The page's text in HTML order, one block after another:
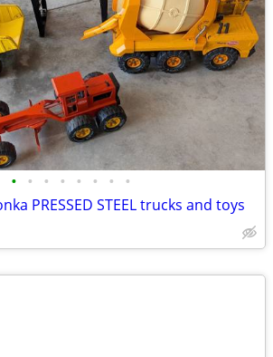
• • • • • • • •
PRESSED STEEL trucks and toys